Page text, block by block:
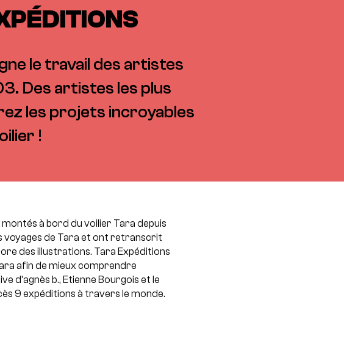
le travail des artistes
Des artistes les plus
les projets incroyables
!
à bord du voilier Tara depuis
voyages de Tara et ont retranscrit
des illustrations. Tara Expéditions
afin de mieux comprendre
d’agnès b., Etienne Bourgois et le
9 expéditions à travers le monde.